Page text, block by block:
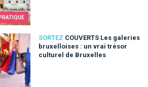
SORTEZ COUVERTS Les galeries
bruxelloises : un vrai trésor
culturel de Bruxelles
bruxelloises : un vrai trésor culturel